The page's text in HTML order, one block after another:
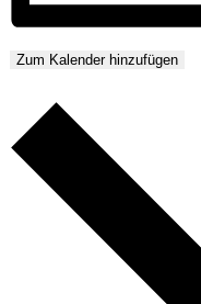
Zum Kalender hinzufügen